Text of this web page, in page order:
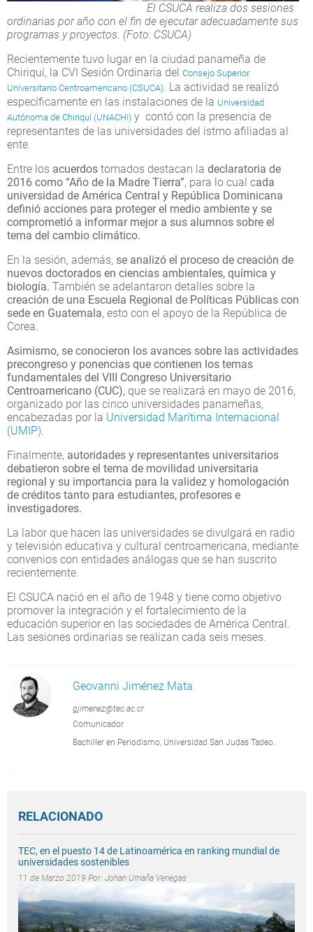
El CSUCA realiza dos sesiones
ordinarias por año con el fin de ejecutar adecuadamente sus
programas y proyectos. (Foto: CSUCA)
Recientemente tuvo lugar en la ciudad panameña de
Chiriquí, la CVI Sesión Ordinaria del Consejo Superior
Universitario Centroamericano (CSUCA). La actividad se realizó
específicamente en las instalaciones de la Universidad
Autónoma de Chiriquí (UNACHI) y contó con la presencia de
representantes de las universidades del istmo afiliadas al
ente.
Entre los acuerdos tomados destacan la declaratoria de
2016 como “Año de la Madre Tierra”, para lo cual cada
universidad de América Central y República Dominicana
definió acciones para proteger el medio ambiente y se
comprometió a informar mejor a sus alumnos sobre el
tema del cambio climático.
En la sesión, además, se analizó el proceso de creación de
nuevos doctorados en ciencias ambientales, química y
biología. También se adelantaron detalles sobre la
creación de una Escuela Regional de Políticas Públicas con
sede en Guatemala, esto con el apoyo de la República de
Corea.
Asimismo, se conocieron los avances sobre las actividades
precongreso y ponencias que contienen los temas
fundamentales del VIII Congreso Universitario
Centroamericano (CUC), que se realizará en mayo de 2016,
organizado por las cinco universidades panameñas,
encabezadas por la Universidad Marítima Internacional
(UMIP).
Finalmente, autoridades y representantes universitarios
debatieron sobre el tema de movilidad universitaria
regional y su importancia para la validez y homologación
de créditos tanto para estudiantes, profesores e
investigadores.
La labor que hacen las universidades se divulgará en radio
y televisión educativa y cultural centroamericana, mediante
convenios con entidades análogas que se han suscrito
recientemente.
El CSUCA nació en el año de 1948 y tiene como objetivo
promover la integración y el fortalecimiento de la
educación superior en las sociedades de América Central.
Las sesiones ordinarias se realizan cada seis meses.
Geovanni Jiménez Mata
gjimenez@tec.ac.cr
Comunicador
Bachiller en Periodismo, Universidad San Judas Tadeo.
RELACIONADO
TEC, en el puesto 14 de Latinoamérica en ranking mundial de
universidades sostenibles
11 de Marzo 2019 Por: Johan Umaña Venegas